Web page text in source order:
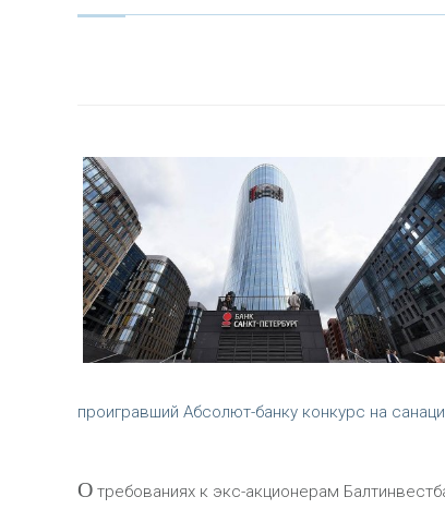
проигравший Абсолют-банку конкурс на
Отребованиях к экс-акционерам